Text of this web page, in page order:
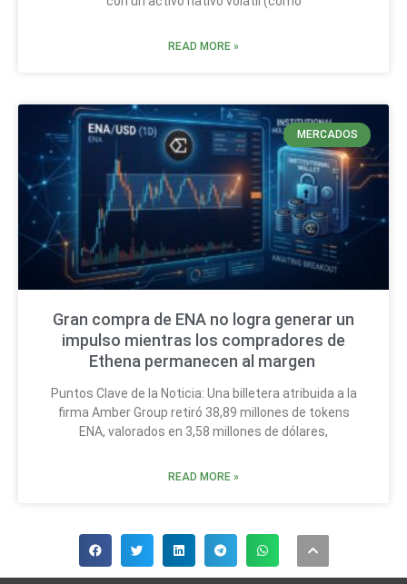
READ MORE »
MERCADOS
Gran compra de ENA no logra generar un
impulso mientras los compradores de
Ethena permanecen al margen
Puntos Clave de la Noticia: Una billetera atribuida a la
firma Amber Group retiró 38,89 millones de tokens
ENA, valorados en 3,58 millones de dólares,
READ MORE »